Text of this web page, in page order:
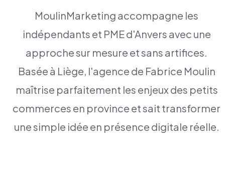
MoulinMarketing accompagne les
indépendants et PME d'Anvers avec une
approche sur mesure et sans artifices.
Basée à Liège, l'agence de Fabrice Moulin
maîtrise parfaitement les enjeux des petits
commerces en province et sait transformer
une simple idée en présence digitale réelle.